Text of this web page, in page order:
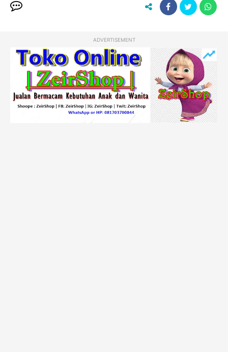
ADVERTISEMENT